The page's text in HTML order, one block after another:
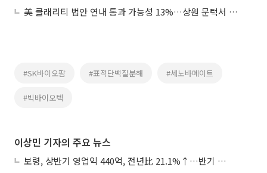
美 클래리티 법안 연내 통과 가능성 13%…상원 문턱서 제동
#SK바이오팜 #표적단백질분해 #세노바메이트
#빅바이오텍
이상민 기자의 주요 뉴스
보령, 상반기 영업익 440억, 전년比 21.1%↑…반기 역대 최대